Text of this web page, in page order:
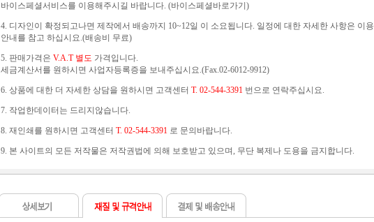
바이스페셜서비스를 이용해주시길 바랍니다. (바이스페셜바로가기 )
4. 디자인이 확정되고나면 제작에서 배송까지 10~12일 이 소요됩니다. 일정에 대한 자세한 사항은 이용
안내를 참고 하십시요.(배송비 무료)
5. 판매가격은 V.A.T 별도 가격입니다.
세금계산서를 원하시면 사업자등록증을 보내주십시요.(Fax.02-6012-9912)
6. 상품에 대한 더 자세한 상담을 원하시면 고객센터 T. 02-544-3391 번으로 연락주십시요.
7. 작업한데이터는 드리지않습니다.
8. 재인쇄를 원하시면 고객센터 T. 02-544-3391 로 문의바랍니다.
9. 본 사이트의 모든 저작물은 저작권법에 의해 보호받고 있으며, 무단 복제나 도용을 금지합니다.